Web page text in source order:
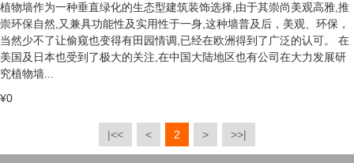
植物墙作为一种垂直绿化的生态型建筑装饰选择,由于其崇尚美观高雅,推
崇环保自然,又兼具功能性及实用性于一身,这种墙普及后，美观、环保，
当然少不了让偷窥也变得有田园情调,已经在欧洲得到了广泛的认可。 在
美国及日本也受到了极大的关注,在中国大陆地区也有公司在大力发展研
究植物墙...
¥0
|<< < 2 > >>|